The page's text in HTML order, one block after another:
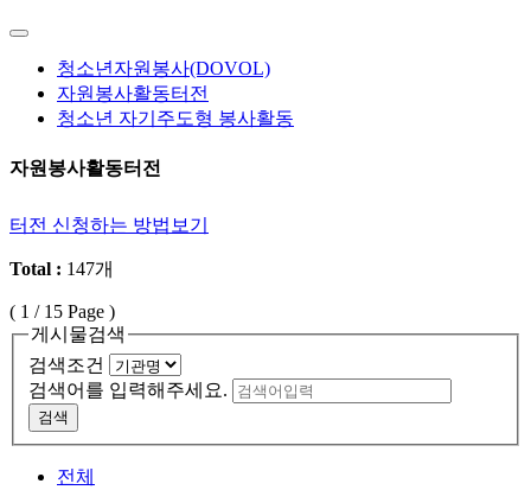
청소년자원봉사(DOVOL)
자원봉사활동터전
청소년 자기주도형 봉사활동
자원봉사활동터전
터전 신청하는 방법보기
Total : 147개
( 1 / 15 Page )
게시물검색
검색조건
검색어를 입력해주세요.
검색
전체